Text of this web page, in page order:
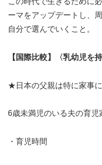
ーマをアップデートし、
自分で選んでいくこと。
【国際比較】〈乳幼児を
★日本の父親は特に家事
6歳未満児のいる夫の育児
・育児時間